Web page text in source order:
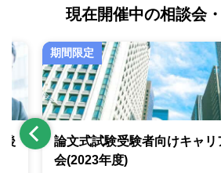
現在開催中の相談会
後
論文式試験受験者向けキャリ
会(2023年度)